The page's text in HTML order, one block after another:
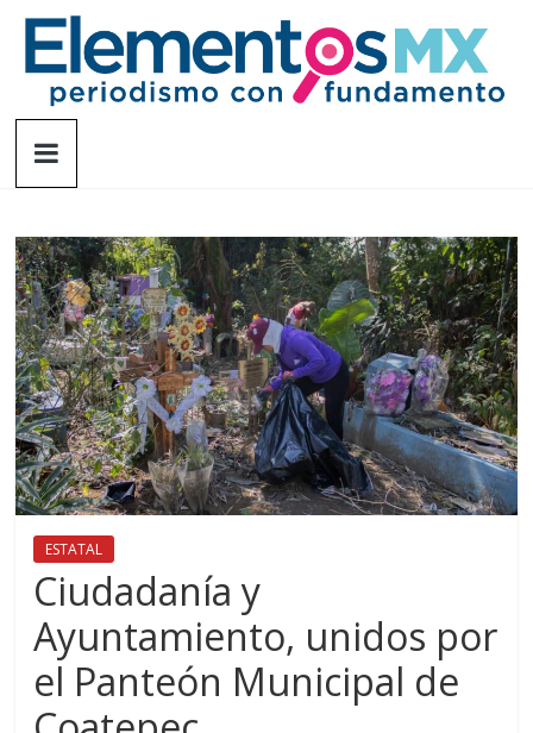
Saltar
contenido
Elementosmx
fundamento
ESTATAL
Ciudadanía y
Ayuntamiento, unidos por
el Panteón Municipal de